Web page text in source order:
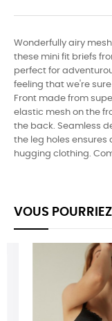
Wonderfully airy
these mini fit briefs
perfect for
feeling that we're
Front made from
elastic mesh on the
the back. Seamless
the leg holes ensures
hugging clothing.
VOUS